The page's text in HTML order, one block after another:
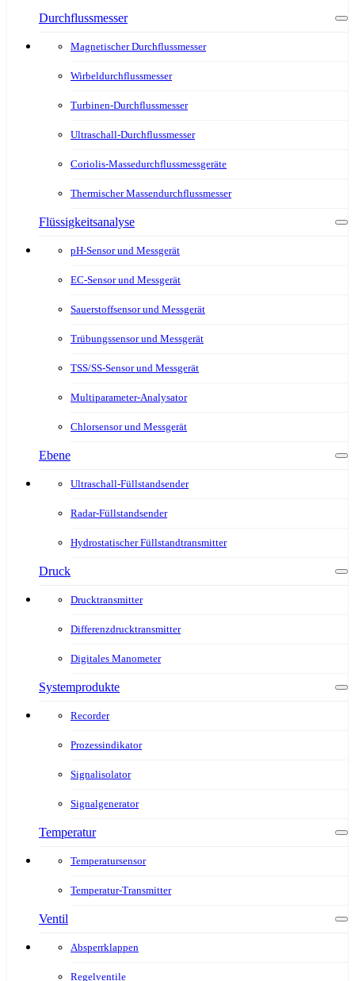
Durchflussmesser
Magnetischer Durchflussmesser
Wirbeldurchflussmesser
Turbinen-Durchflussmesser
Ultraschall-Durchflussmesser
Coriolis-Massedurchflussmessgeräte
Thermischer Massendurchflussmesser
Flüssigkeitsanalyse
pH-Sensor und Messgerät
EC-Sensor und Messgerät
Sauerstoffsensor und Messgerät
Trübungssensor und Messgerät
TSS/SS-Sensor und Messgerät
Multiparameter-Analysator
Chlorsensor und Messgerät
Ebene
Ultraschall-Füllstandsender
Radar-Füllstandsender
Hydrostatischer Füllstandtransmitter
Druck
Drucktransmitter
Differenzdrucktransmitter
Digitales Manometer
Systemprodukte
Recorder
Prozessindikator
Signalisolator
Signalgenerator
Temperatur
Temperatursensor
Temperatur-Transmitter
Ventil
Absperrklappen
Regelventile